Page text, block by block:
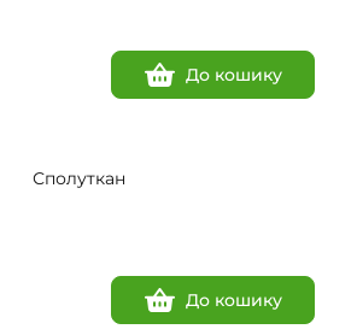
До кошику
До кошику